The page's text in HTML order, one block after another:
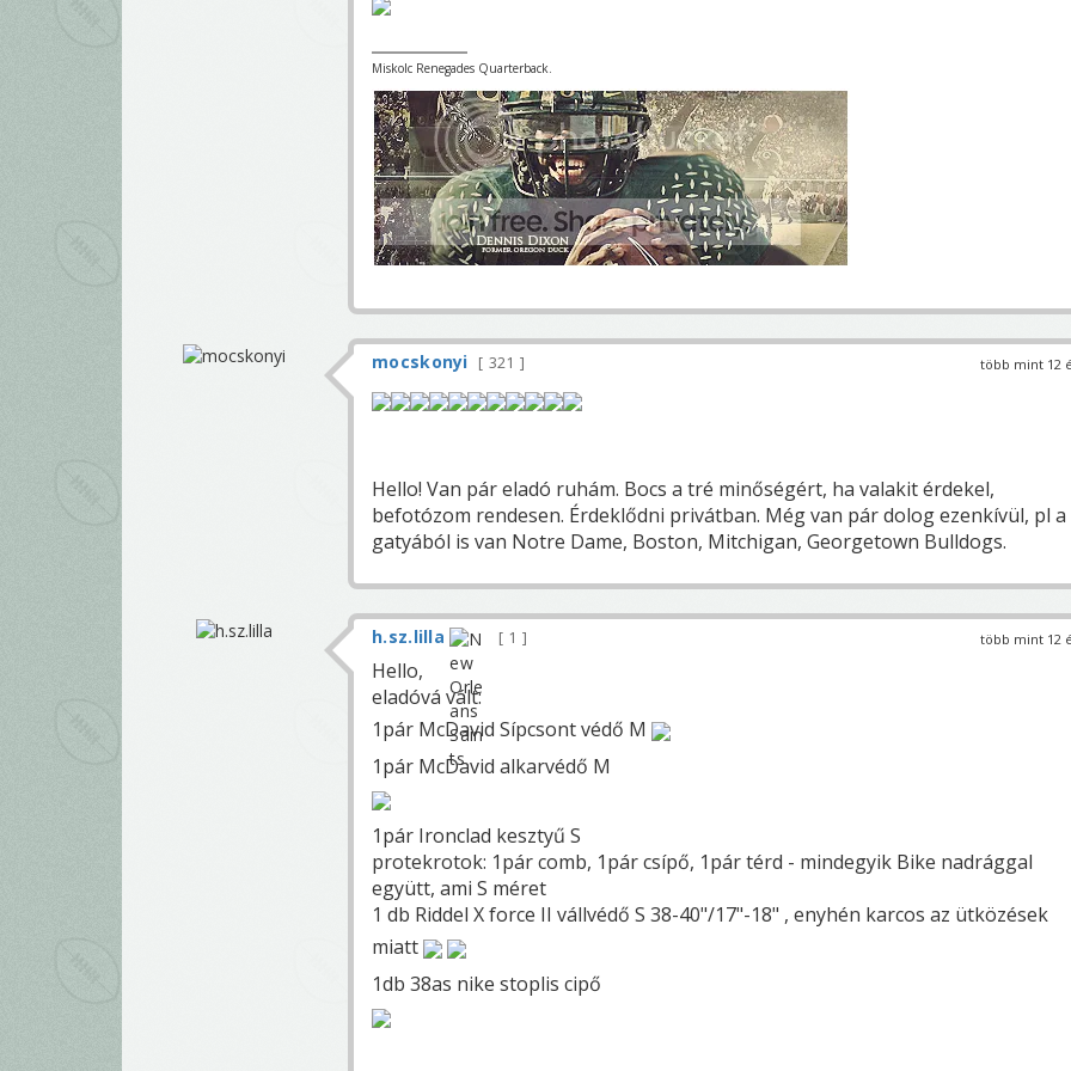
Miskolc Renegades Quarterback.
több mint 12
mocskonyi 321
Hello! Van pár eladó ruhám. Bocs a tré minőségért, ha valakit érdekel,
befotózom rendesen. Érdeklődni privátban. Még van pár dolog ezenkívül, pl a
gatyából is van Notre Dame, Boston, Mitchigan, Georgetown Bulldogs.
több mint 12
h.sz.lilla 1
Hello,
eladóvá vált:
1pár McDavid Sípcsont védő M
1pár McDavid alkarvédő M
1pár Ironclad kesztyű S
protekrotok: 1pár comb, 1pár csípő, 1pár térd - mindegyik Bike nadrággal
együtt, ami S méret
1 db Riddel X force II vállvédő S 38-40"/17"-18" , enyhén karcos az ütközések
miatt
1db 38as nike stoplis cipő